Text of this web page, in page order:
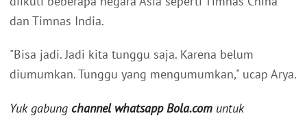
dan Timnas India.
"Bisa jadi. Jadi kita tunggu saja. Karena belum
diumumkan. Tunggu yang mengumumkan," ucap Arya.
Yuk gabung channel whatsapp Bola.com untuk